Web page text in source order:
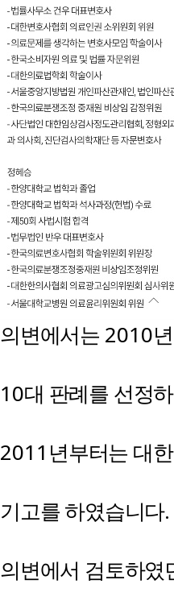
의변에서는 2010
10대 판례를 선정
2011 년부터는 대
기고를 하였습니다.
의변에서 검토하였